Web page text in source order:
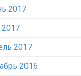
2017
2017
2016